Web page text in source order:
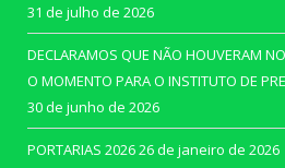
31 de julho de 2026
DECLARAMOS QUE NÃO HOUVERAM
O MOMENTO PARA O INSTITUTO DE
30 de junho de 2026
PORTARIAS 202626 de janeiro de 2026